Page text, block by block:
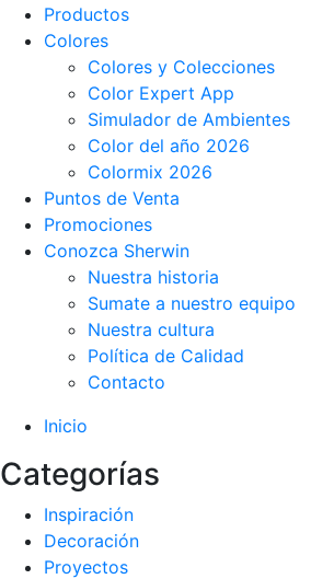
Productos
Colores
Colores y Colecciones
Color Expert App
Simulador de Ambientes
Color del año 2026
Colormix 2026
Puntos de Venta
Promociones
Conozca Sherwin
Nuestra historia
Sumate a nuestro equipo
Nuestra cultura
Política de Calidad
Contacto
Inicio
Categorías
Inspiración
Decoración
Proyectos